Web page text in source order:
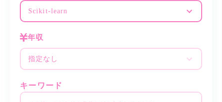
Scikit-learn
年収
指定なし
キーワード